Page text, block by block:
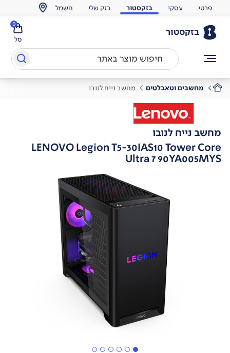
פרטי עסקי בזקסטור בזק שלי חשמל
בזקסטור
סל
0
מחשבים וטאבלטים מחשב נייח לנובו
מחשב נייח לנובו
LENOVO Legion T5-30IAS10 Tower Core
Ultra 7 90YA005MYS